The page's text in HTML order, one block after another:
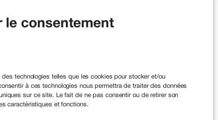
le consentement
technologies telles que les cookies pour stocker et/ou
à ces technologies nous permettra de traiter des données
sur ce site. Le fait de ne pas consentir ou de retirer son
caractéristiques et fonctions.